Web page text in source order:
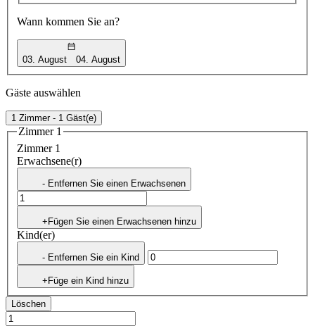
Wann kommen Sie an?
03. August 04. August
Gäste auswählen
1 Zimmer - 1 Gäst(e)
Zimmer 1
Zimmer 1
Erwachsene(r)
- Entfernen Sie einen Erwachsenen
+Fügen Sie einen Erwachsenen hinzu
Kind(er)
- Entfernen Sie ein Kind
+Füge ein Kind hinzu
Löschen